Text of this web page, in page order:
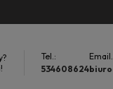
Tel.:
534608624